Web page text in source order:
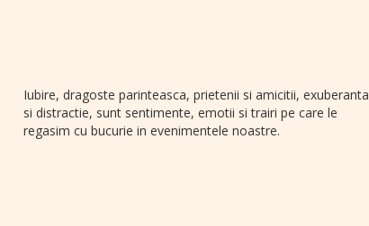
Iubire, dragoste parinteasca, prietenii si amicitii, exuberanta
si distractie, sunt sentimente, emotii si trairi pe care le
regasim cu bucurie in evenimentele noastre.